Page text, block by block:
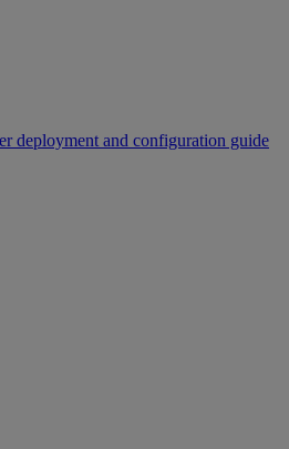
deployment and configuration guide